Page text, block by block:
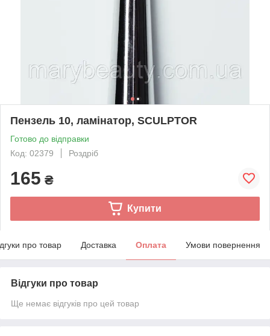
Пензель 10, ламінатор, SCULPTOR
Готово до відправки
Код: 02379
Роздріб
165 ₴
Купити
про товар Доставка Оплата Умови повернення
Відгуки про товар
Ще немає відгуків про цей товар